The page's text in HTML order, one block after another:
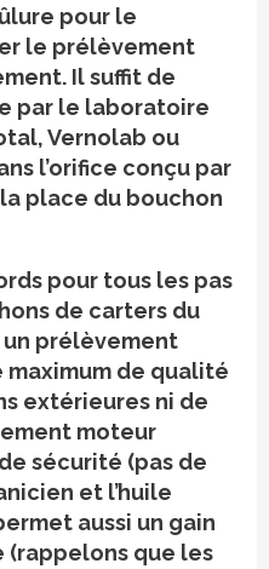
pour le
le prélèvement
Il suffit de
par le laboratoire
Vernolab ou
l’orifice conçu par
place du bouchon
pour tous les pas
de carters du
prélèvement
maximum de qualité
extérieures ni de
moteur
sécurité (pas de
et l’huile
aussi un gain
(rappelons que les